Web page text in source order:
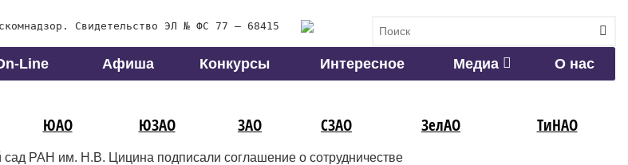
Свидетельство ЭЛ № ФС 77 – 68415
Line Афиша Конкурсы Интересное Медиа О нас
ЮАО ЮЗАО ЗАО СЗАО ЗелАО ТиНАО
РАН им. Н.В. Цицина подписали соглашение о сотрудничестве